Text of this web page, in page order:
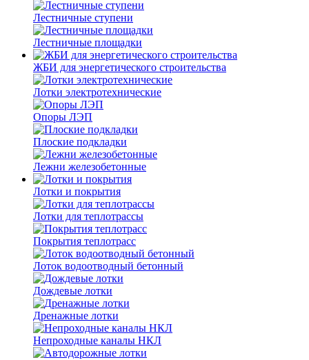
Лестничные ступени
Лестничные площадки
ЖБИ для энергетического строительства
Лотки электротехнические
Опоры ЛЭП
Плоские подкладки
Лежни железобетонные
Лотки и покрытия
Лотки для теплотрассы
Покрытия теплотрасс
Лоток водоотводный бетонный
Дождевые лотки
Дренажные лотки
Непроходные каналы НКЛ